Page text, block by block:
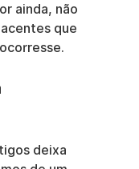
ainda, não
que
deixa